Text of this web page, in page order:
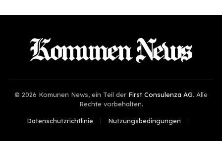
© 2026 Komunen News, ein Teil der First Consulenza AG. Alle
Rechte vorbehalten.
Datenschutzrichtlinie Nutzungsbedingungen